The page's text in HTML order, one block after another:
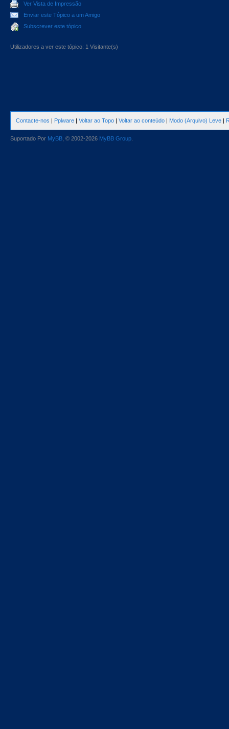
Ver Vista de Impressão
Enviar este Tópico a um Amigo
Subscrever este tópico
Utilizadores a ver este tópico: 1 Visitante(s)
Contacte-nos | Pplware | Voltar ao Topo | Voltar ao conteúdo | Modo (Arquivo) Leve |
Suportado Por MyBB , © 2002-2026 MyBB Group